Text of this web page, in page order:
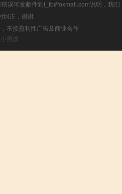
误可发邮件到f_fb#foxmail.com说明，我们
纠正，谢谢
不接盈利性广告及商业合作
小男孩